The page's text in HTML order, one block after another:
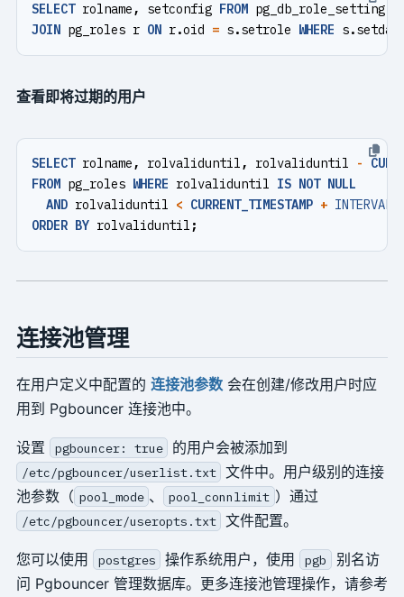
SELECT rolname, setconfig FROM pg_db_role_setting
JOIN pg_roles r ON r.oid = s.setrole WHERE s.
查看即将过期的用户
SELECT rolname, rolvaliduntil, rolvaliduntil -
FROM pg_roles WHERE rolvaliduntil IS NOT NULL
AND rolvaliduntil < CURRENT_TIMESTAMP + INTERVAL
ORDER BY rolvaliduntil ;
连接池管理
在用户定义中配置的 连接池参数会在创建/修改用户时应
用到 Pgbouncer 连接池中。
设置 pgbouncer: true 的用户会被添加到
/etc/pgbouncer/userlist.txt 文件中。用户级别的连接
池参数（ pool_mode 、 pool_connlimit ）通过
/etc/pgbouncer/useropts.txt 文件配置。
您可以使用 postgres 操作系统用户，使用 pgb
别名访
问 Pgbouncer 管理数据库。更多连接池管理操作，请参考